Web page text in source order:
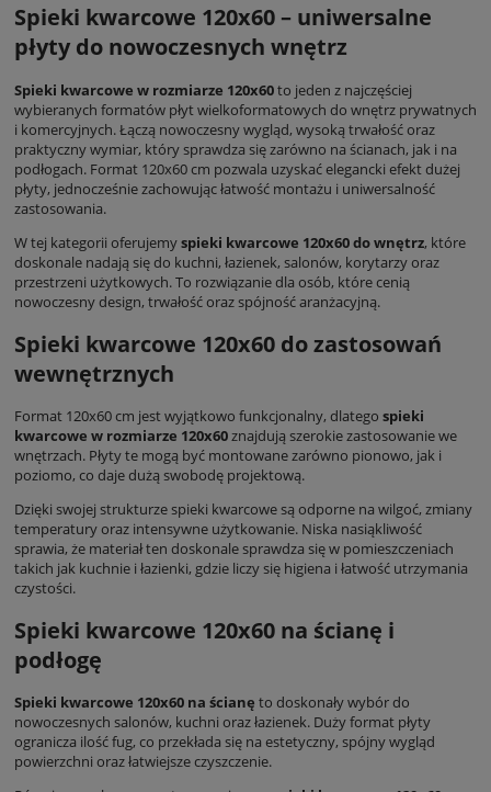
Spieki kwarcowe 120x60 – uniwersalne
płyty do nowoczesnych wnętrz
Spieki kwarcowe w rozmiarze 120x60to jeden z najczęściej
wybieranych formatów płyt wielkoformatowych do wnętrz prywatnych
i komercyjnych. Łączą nowoczesny wygląd, wysoką trwałość oraz
praktyczny wymiar, który sprawdza się zarówno na ścianach, jak i na
podłogach. Format 120x60 cm pozwala uzyskać elegancki efekt dużej
płyty, jednocześnie zachowując łatwość montażu i uniwersalność
zastosowania.
W tej kategorii oferujemyspieki kwarcowe 120x60 do wnętrz, które
doskonale nadają się do kuchni, łazienek, salonów, korytarzy oraz
przestrzeni użytkowych. To rozwiązanie dla osób, które cenią
nowoczesny design, trwałość oraz spójność aranżacyjną.
Spieki kwarcowe 120x60 do zastosowań
wewnętrznych
Format 120x60 cm jest wyjątkowo funkcjonalny, dlatego spieki
kwarcowe w rozmiarze 120x60znajdują szerokie zastosowanie we
wnętrzach. Płyty te mogą być montowane zarówno pionowo, jak i
poziomo, co daje dużą swobodę projektową.
Dzięki swojej strukturze spieki kwarcowe są odporne na wilgoć, zmiany
temperatury oraz intensywne użytkowanie. Niska nasiąkliwość
sprawia, że materiał ten doskonale sprawdza się w pomieszczeniach
takich jak kuchnie i łazienki, gdzie liczy się higiena i łatwość utrzymania
czystości.
Spieki kwarcowe 120x60 na ścianę i
podłogę
Spieki kwarcowe 120x60 na ścianę to doskonały wybór do
nowoczesnych salonów, kuchni oraz łazienek. Duży format płyty
ogranicza ilość fug, co przekłada się na estetyczny, spójny wygląd
powierzchni oraz łatwiejsze czyszczenie.